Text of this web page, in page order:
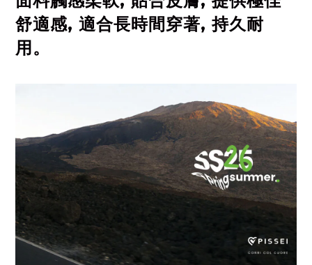
舒適感, 適合長時間穿著, 持久耐
用。